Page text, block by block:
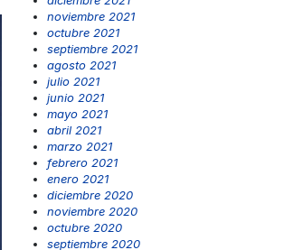
noviembre 2021
octubre 2021
septiembre 2021
agosto 2021
julio 2021
junio 2021
mayo 2021
abril 2021
marzo 2021
febrero 2021
enero 2021
diciembre 2020
noviembre 2020
octubre 2020
septiembre 2020